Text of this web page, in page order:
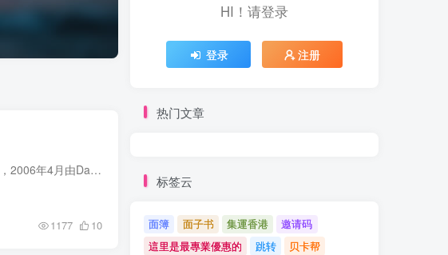
Spotify（/ˈspɒtɪfaɪ/），中文译作“声田”），是一家瑞典在线音乐流媒体平台，2006年4月由Daniel Ek和Martin Lorentzon在瑞典创立。目前是全球最大的流音乐服务商，与环球音乐集团、索尼音...
1177 10
HI！请登录
登录 注册
热门文章
标签云
面簿 面子书 集運香港
邀请码
這里是最專業優惠的
跳转
贝卡帮